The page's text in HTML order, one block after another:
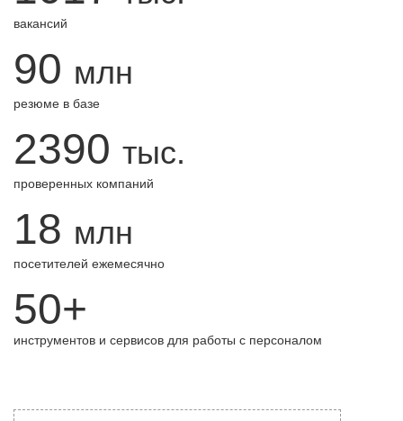
вакансий
90 млн
резюме в базе
2390 тыс.
проверенных компаний
18 млн
посетителей ежемесячно
50+
инструментов и сервисов для работы с персоналом